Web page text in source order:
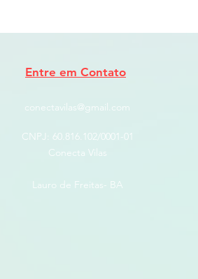
Entre em Contato
conectavilas@gmail.com
CNPJ: ​60.816.102/0001-01
Conecta Vilas
Lauro de Freitas- BA